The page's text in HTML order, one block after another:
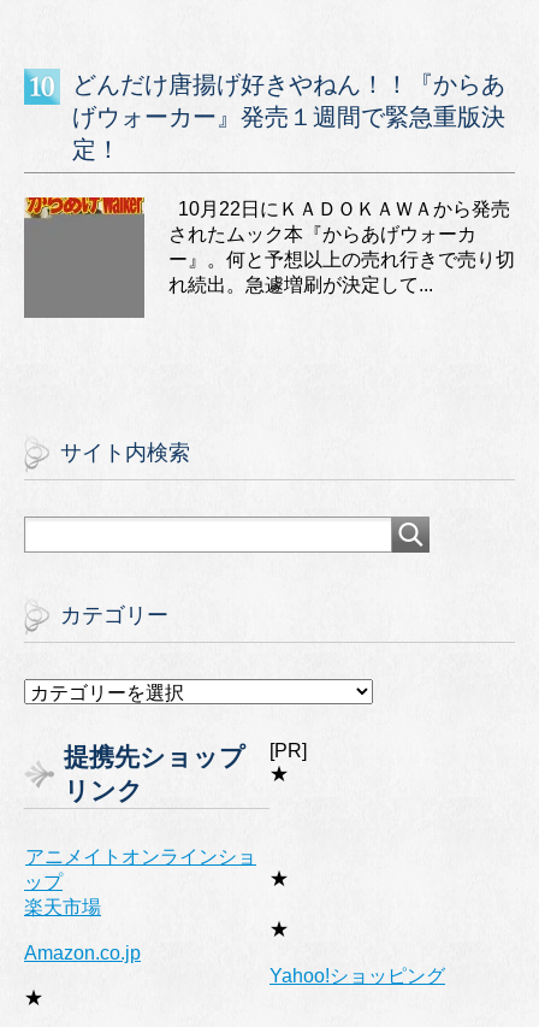
どんだけ唐揚げ好きやねん！！『からあ
げウォーカー』発売１週間で緊急重版決
定！
10月22日にＫＡＤＯＫＡＷＡから発売
されたムック本『からあげウォーカ
ー』。何と予想以上の売れ行きで売り切
れ続出。急遽増刷が決定して...
サイト内検索
カテゴリー
カ
リ
ー
提携先ショップ
リンク
[PR]
★
アニメイトオンラインショ
ップ
★
楽天市場
★
Amazon.co.jp
★
Yahoo!ショッピング